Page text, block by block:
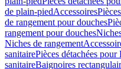
de plain-piedAccessoires
de rangement pour douches
rangement pour douches
Niches de rangement
sanitairePièces détachées
sanitaireBaignoires